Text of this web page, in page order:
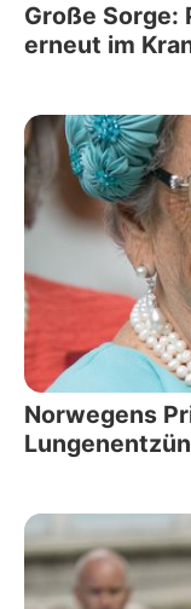
Große Sorge:
erneut im
Norwegens